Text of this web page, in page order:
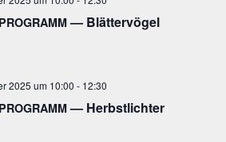
— Blättervögel
— Herbstlichter
2025 um 10:00 - 12:30